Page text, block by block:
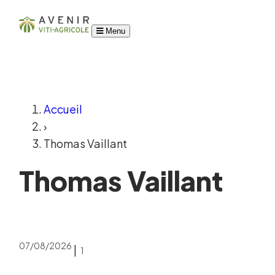
Menu
Accueil
›
Thomas Vaillant
Thomas Vaillant
07/08/2026 | 1